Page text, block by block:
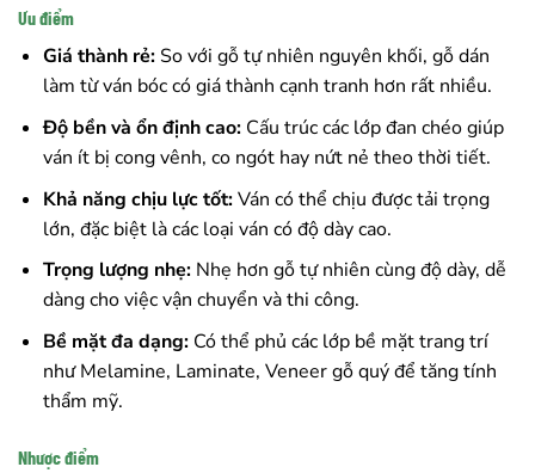
Ưu điểm
Giá thành rẻ:So với gỗ tự nhiên nguyên khối, gỗ dán
làm từ ván bóc có giá thành cạnh tranh hơn rất nhiều.
Độ bền và ổn định cao:Cấu trúc các lớp đan chéo giúp
ván ít bị cong vênh, co ngót hay nứt nẻ theo thời tiết.
Khả năng chịu lực tốt:Ván có thể chịu được tải trọng
lớn, đặc biệt là các loại ván có độ dày cao.
Trọng lượng nhẹ:Nhẹ hơn gỗ tự nhiên cùng độ dày, dễ
dàng cho việc vận chuyển và thi công.
Bề mặt đa dạng:Có thể phủ các lớp bề mặt trang trí
như Melamine, Laminate, Veneer gỗ quý để tăng tính
thẩm mỹ.
Nhược điểm